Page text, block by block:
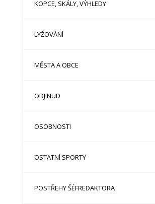
KOPCE, SKÁLY, VÝHLEDY
LYŽOVÁNÍ
MĚSTA A OBCE
ODJINUD
OSOBNOSTI
OSTATNÍ SPORTY
POSTŘEHY ŠÉFREDAKTORA